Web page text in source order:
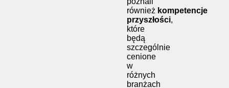
również kompetencje
przyszłości,
które
będą
szczególnie
cenione
w
różnych
branżach